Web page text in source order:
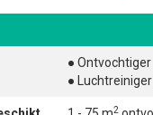
● Ontvochtiger
●
2